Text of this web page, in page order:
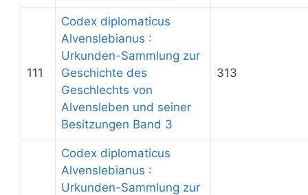
111
Codex diplomaticus
Alvenslebianus :
Urkunden-Sammlung zur
Geschichte des
Geschlechts von
Alvensleben und seiner
Besitzungen Band 3
313
Codex diplomaticus
Alvenslebianus :
Urkunden-Sammlung zur